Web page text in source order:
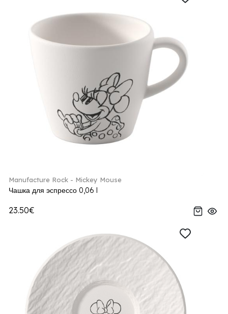
Manufacture Rock - Mickey Mouse
Чашка для эспрессо 0,06 l
23.50€